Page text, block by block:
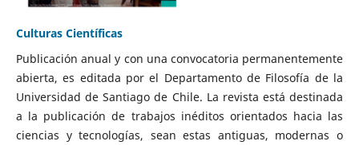
Culturas Científicas
Publicación anual y con una convocatoria permanentemente
abierta, es editada por el Departamento de Filosofía de la
Universidad de Santiago de Chile. La revista está destinada
a la publicación de trabajos inéditos orientados hacia las
ciencias y tecnologías, sean estas antiguas, modernas o